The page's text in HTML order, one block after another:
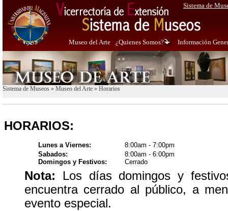
Sistema de
Museo del Arte ¿Quienes Somos? Información
Sistema de Museos » Museo del Arte » Horarios
HORARIOS:
Lunes a Viernes:
8:00am - 7:00pm
Sabados:
8:00am - 6:00pm
Domingos y Festivos:
Cerrado
Nota:
Los días domingos y
encuentra cerrado al público, a
evento especial.